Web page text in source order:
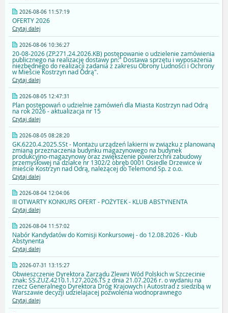
2026-08-06 11:57:19
OFERTY 2026
Czytaj dalej
2026-08-06 10:36:27
20-08-2026 (ZP.271.24.2026.KB) postępowanie o udzielenie zamówienia
publicznego na realizację dostawy pn:" Dostawa sprzętu i wyposażenia
niezbędnego do realizacji zadania z zakresu Obrony Ludności i Ochrony
w Mieście Kostrzyn nad Odrą".
Czytaj dalej
2026-08-05 12:47:31
Plan postępowań o udzielnie zamówień dla Miasta Kostrzyn nad Odrą
na rok 2026 - aktualizacja nr 15
Czytaj dalej
2026-08-05 08:28:20
GK.6220.4.2025.SSt - Montażu urządzeń lakierni w związku z planowaną
zmianą przeznaczenia budynku magazynowego na budynek
produkcyjno-magazynowy oraz zwiększenie powierzchni zabudowy
przemysłowej na działce nr 1302/2 obręb 0001 Osiedle Drzewice w
mieście Kostrzyn nad Odrą, należącej do Telemond Sp. z o.o.
Czytaj dalej
2026-08-04 12:04:06
III OTWARTY KONKURS OFERT - POŻYTEK - KLUB ABSTYNENTA
Czytaj dalej
2026-08-04 11:57:02
Nabór Kandydatów do Komisji Konkursowej - do 12.08.2026 - Klub
Abstynenta
Czytaj dalej
2026-07-31 13:15:27
Obwieszczenie Dyrektora Zarządu Zlewni Wód Polskich w Szczecinie
znak: SS.ZUZ.4210.1.127.2026.TS z dnia 21.07.2026 r. o wydaniu na
rzecz Generalnego Dyrektora Dróg Krajowych i Autostrad z siedzibą w
Warszawie decyzji udzielajacej pozwolenia wodnoprawnego
Czytaj dalej